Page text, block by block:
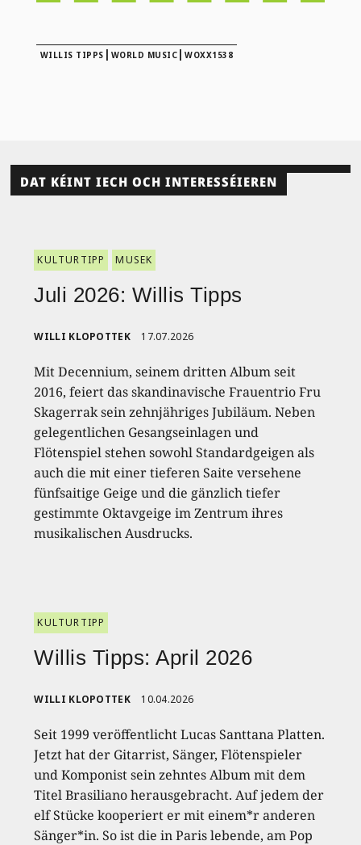
WILLIS TIPPS | WORLD MUSIC |WOXX1538
DAT KÉINT IECH OCH INTERESSÉIEREN
KULTURTIPP MUSEK
Juli 2026: Willis Tipps
WILLI KLOPOTTEK 17.07.2026
Mit Decennium, seinem dritten Album seit
2016, feiert das skandinavische Frauentrio Fru
Skagerrak sein zehnjähriges Jubiläum. Neben
gelegentlichen Gesangseinlagen und
Flötenspiel stehen sowohl Standardgeigen als
auch die mit einer tieferen Saite versehene
fünfsaitige Geige und die gänzlich tiefer
gestimmte Oktavgeige im Zentrum ihres
musikalischen Ausdrucks.
KULTURTIPP
Willis Tipps: April 2026
WILLI KLOPOTTEK 10.04.2026
Seit 1999 veröffentlicht Lucas Santtana Platten.
Jetzt hat der Gitarrist, Sänger, Flötenspieler
und Komponist sein zehntes Album mit dem
Titel Brasiliano herausgebracht. Auf jedem der
elf Stücke kooperiert er mit einem*r anderen
Sänger*in. So ist die in Paris lebende, am Pop